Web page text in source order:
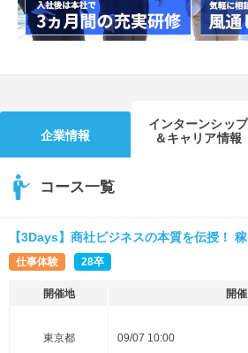
企業情報
インターンシップ
＆キャリア情報
コース一覧
【3Days】商社ビジネスの本質を伝授！
仕事体験 28卒
開催地 開
東京都 09/07 10:00